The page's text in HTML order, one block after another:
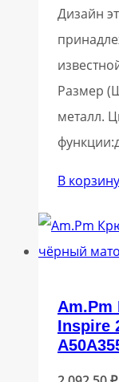
Дизайн
Размер
металл.
В корзину
Am.Pm
Inspire